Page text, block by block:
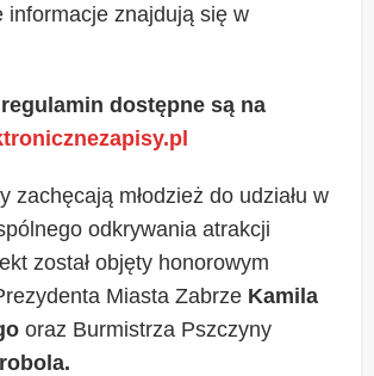
informacje znajdują się w
dostępne są na
zachęcają młodzież do udziału w
odkrywania atrakcji
został objęty honorowym
Miasta Zabrze Kamila
oraz Burmistrza Pszczyny